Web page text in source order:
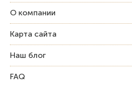
О компании
Карта сайта
Наш блог
FAQ